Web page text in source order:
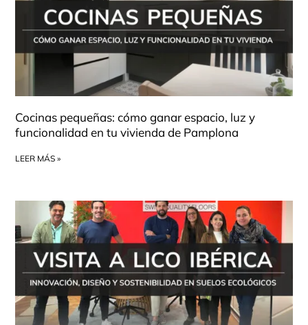
Cocinas pequeñas: cómo ganar espacio, luz y
funcionalidad en tu vivienda de Pamplona
LEER MÁS »